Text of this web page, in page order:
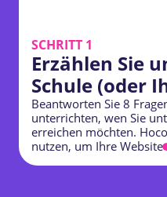
SCHRITT 1
Erzählen Sie
Schule (oder
Beantworten Sie 8
unterrichten, wen Sie
erreichen möchten.
nutzen, um Ihre Website